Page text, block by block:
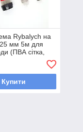
Rybalych на
25 мм 5м для
(ПВА сітка,
Купити